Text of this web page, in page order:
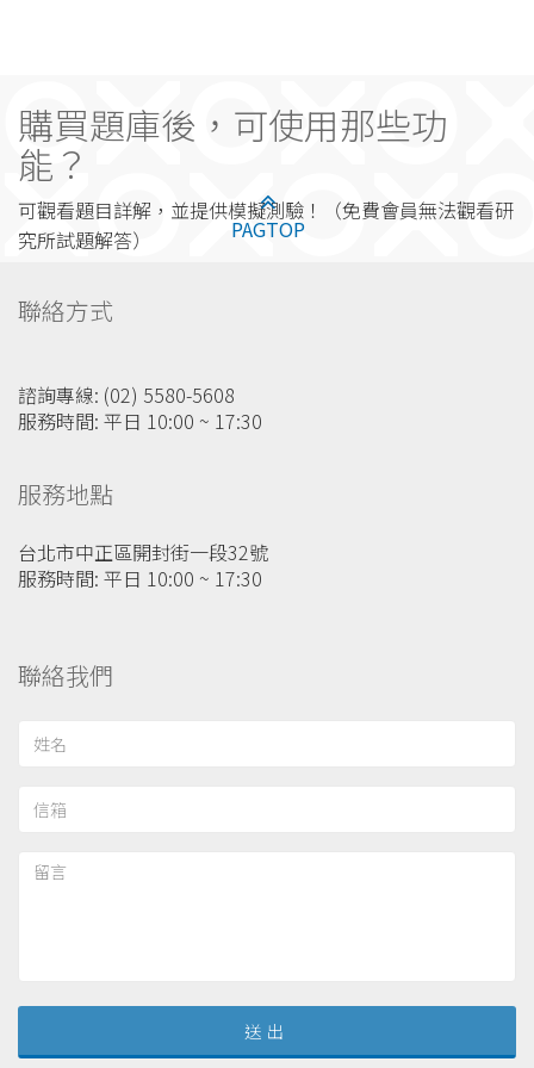
購買題庫後，可使用那些功
能？
可觀看題目詳解，並提供模擬測驗！（免費會員無法觀看研
究所試題解答）
PAGTOP
聯絡方式
諮詢專線: (02) 5580-5608
服務時間: 平日 10:00 ~ 17:30
服務地點
台北市中正區開封街一段32號
服務時間: 平日 10:00 ~ 17:30
聯絡我們